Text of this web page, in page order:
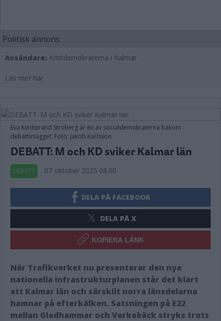
Politisk annons
Avsändare: Kristdemokraterna i Kalmar
Läs mer här
Eva Kindstrand Ströberg är en av socialdemokraterna bakom
debattinlägget. Foto: Jakob Karlsson
DEBATT: M och KD sviker Kalmar län
DEBATT 07 oktober 2025 08.00
DELA PÅ FACEBOOK
DELA PÅ X
KOPIERA LÄNK
När Trafikverket nu presenterar den nya
nationella infrastrukturplanen står det klart
att Kalmar län och särskilt norra länsdelarna
hamnar på efterkälken. Satsningen på E22
mellan Gladhammar och Verkebäck stryks trots